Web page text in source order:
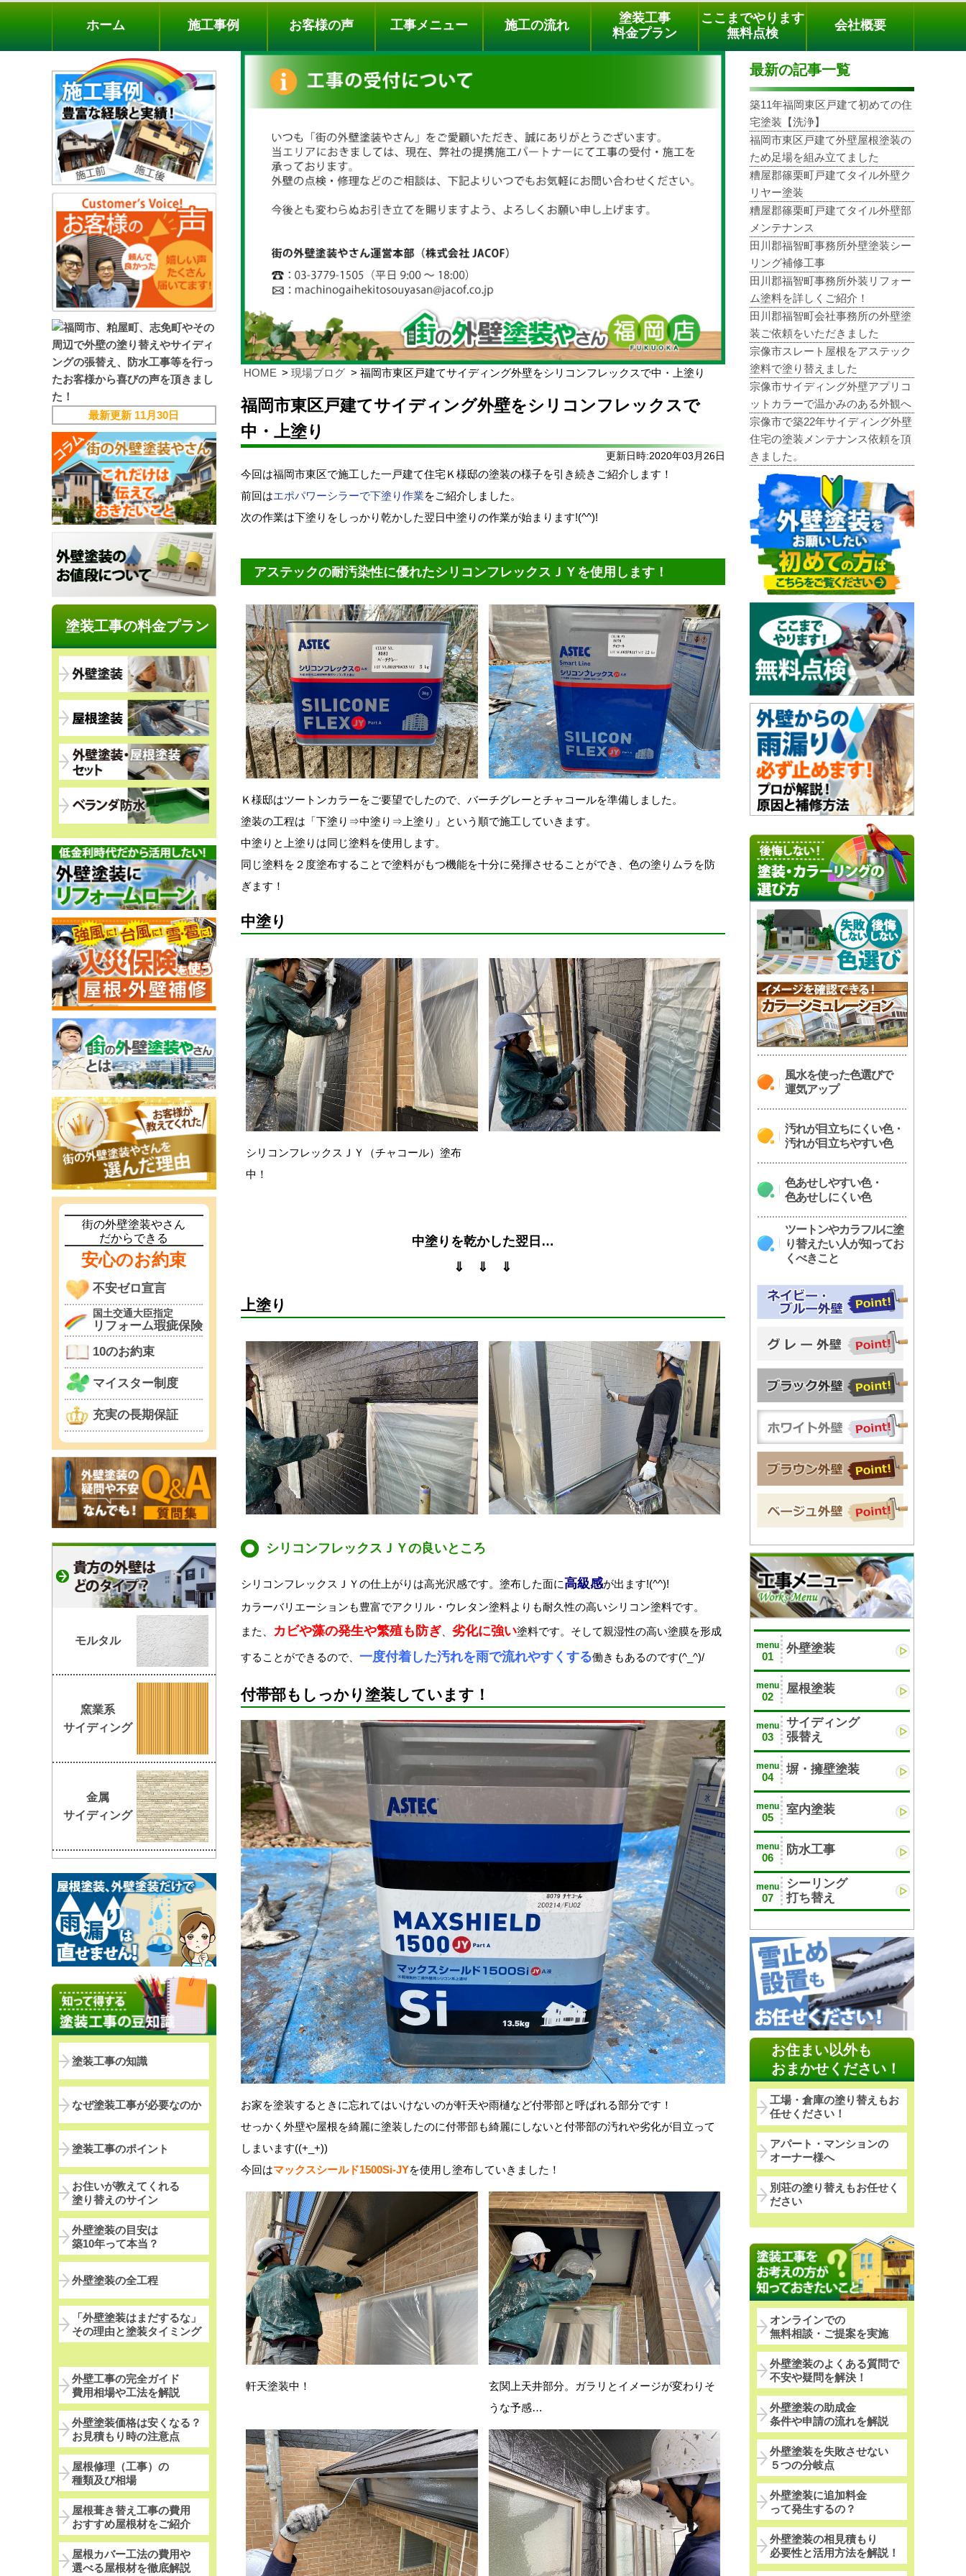
料金プラン 無料点検
電話でのご相談
[9時～18時まで受付中]
phone03-3779-1505
ホーム 施工事例 お客様の声 工事メニュー 施工の流れ
塗装工事
料金プラン
ここまでやります
無料点検
会社概要
HOME 現場ブログ 福岡市東区戸建てサイディング外壁をシリコンフレックスで中・上塗り
福岡市東区戸建てサイディング外壁をシリコンフレックスで
中・上塗り
更新日時:2020年03月26日
今回は福岡市東区で施工した一戸建て住宅Ｋ様邸の塗装の様子を引き続きご紹介します！
前回はエポパワーシラーで下塗り作業をご紹介しました。
次の作業は下塗りをしっかり乾かした翌日中塗りの作業が始まります!(^^)!
アステックの耐汚染性に優れたシリコンフレックスＪＹを使用します！
Ｋ様邸はツートンカラーをご要望でしたので、バーチグレーとチャコールを準備しました。
塗装の工程は「下塗り⇒中塗り⇒上塗り」という順で施工していきます。
中塗りと上塗りは同じ塗料を使用します。
同じ塗料を２度塗布することで塗料がもつ機能を十分に発揮させることができ、色の塗りムラを防
ぎます！
中塗り
シリコンフレックスＪＹ（チャコール）塗布
中！
中塗りを乾かした翌日…
⇓ ⇓ ⇓
上塗り
シリコンフレックスＪＹの良いところ
シリコンフレックスＪＹの仕上がりは高光沢感です。塗布した面に高級感が出ます!(^^)!
カラーバリエーションも豊富でアクリル・ウレタン塗料よりも耐久性の高いシリコン塗料です。
また、 カビや藻の発生や繁殖も防ぎ、 劣化に強い塗料です。そして親湿性の高い塗膜を形成
することができるので、 一度付着した汚れを雨で流れやすくする働きもあるのです(^_^)/
付帯部もしっかり塗装しています！
お家を塗装するときに忘れてはいけないのが軒天や雨樋など付帯部と呼ばれる部分です！
せっかく外壁や屋根を綺麗に塗装したのに付帯部も綺麗にしないと付帯部の汚れや劣化が目立って
しまいます((+_+))
今回はマックスシールド1500Si-JYを使用し塗布していきました！
軒天塗装中！
玄関上天井部分。ガラリとイメージが変わりそ
うな予感…
最新の記事一覧
築11年福岡東区戸建て初めての住
宅塗装【洗浄】
福岡市東区戸建て外壁屋根塗装の
ため足場を組み立てました
糟屋郡篠栗町戸建てタイル外壁ク
リヤー塗装
糟屋郡篠栗町戸建てタイル外壁部
メンテナンス
田川郡福智町事務所外壁塗装シー
リング補修工事
田川郡福智町事務所外装リフォー
ム塗料を詳しくご紹介！
田川郡福智町会社事務所の外壁塗
装ご依頼をいただきました
宗像市スレート屋根をアステック
塗料で塗り替えました
宗像市サイディング外壁アプリコ
ットカラーで温かみのある外観へ
宗像市で築22年サイディング外壁
住宅の塗装メンテナンス依頼を頂
きました。
風水を使った色選びで
運気アップ
汚れが目立ちにくい色・
汚れが目立ちやすい色
色あせしやすい色・
色あせしにくい色
ツートンやカラフルに塗
り替えたい人が知ってお
くべきこと
menu
01
外壁塗装
menu
02
屋根塗装
menu
03
サイディング
張替え
menu
04
塀・擁壁塗装
menu
05
室内塗装
menu
06
防水工事
menu
07
シーリング
打ち替え
お住まい以外も
おまかせください！
工場・倉庫の塗り替えもお
任せください！
アパート・マンションの
オーナー様へ
別荘の塗り替えもお任せく
ださい
オンラインでの
無料相談・ご提案を実施
外壁塗装のよくある質問で
不安や疑問を解決！
外壁塗装の助成金
条件や申請の流れを解説
外壁塗装を失敗させない
５つの分岐点
外壁塗装に追加料金
って発生するの？
外壁塗装の相見積もり
必要性と活用方法を解説！
最新更新 11月30日
塗装工事の料金プラン
街の外壁塗装やさん
だからできる
安心のお約束
不安ゼロ宣言
国土交通大臣指定
リフォーム瑕疵保険
10のお約束
マイスター制度
充実の長期保証
モルタル
窯業系
サイディング
金属
サイディング
塗装工事の知識
なぜ塗装工事が必要なのか
塗装工事のポイント
お住いが教えてくれる
塗り替えのサイン
外壁塗装の目安は
築10年って本当？
外壁塗装の全工程
「外壁塗装はまだするな」
その理由と塗装タイミング
外壁工事の完全ガイド
費用相場や工法を解説
外壁塗装価格は安くなる？
お見積もり時の注意点
屋根修理（工事）の
種類及び相場
屋根葺き替え工事の費用
おすすめ屋根材をご紹介
屋根カバー工法の費用や
選べる屋根材を徹底解説